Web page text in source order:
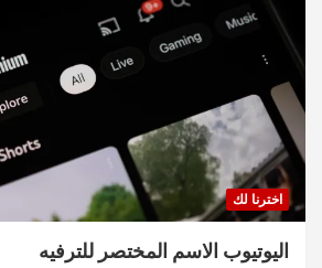
اخترنا لك
اليوتيوب الاسم المختصر للترفيه